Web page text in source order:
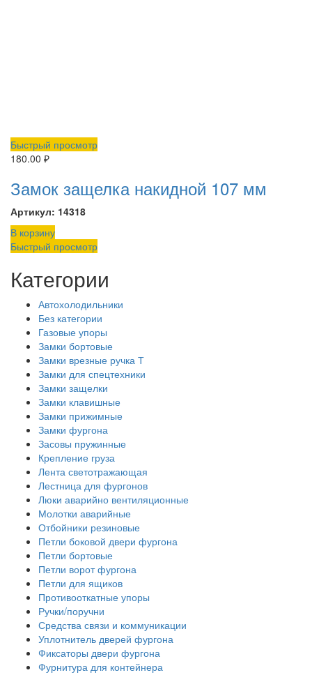
Быстрый просмотр
180.00 ₽
Замок защелка накидной 107 мм
Артикул: 14318
В корзину
Быстрый просмотр
Категории
Автохолодильники
Без категории
Газовые упоры
Замки бортовые
Замки врезные ручка Т
Замки для спецтехники
Замки защелки
Замки клавишные
Замки прижимные
Замки фургона
Засовы пружинные
Крепление груза
Лента светотражающая
Лестница для фургонов
Люки аварийно вентиляционные
Молотки аварийные
Отбойники резиновые
Петли боковой двери фургона
Петли бортовые
Петли ворот фургона
Петли для ящиков
Противооткатные упоры
Ручки/поручни
Средства связи и коммуникации
Уплотнитель дверей фургона
Фиксаторы двери фургона
Фурнитура для контейнера